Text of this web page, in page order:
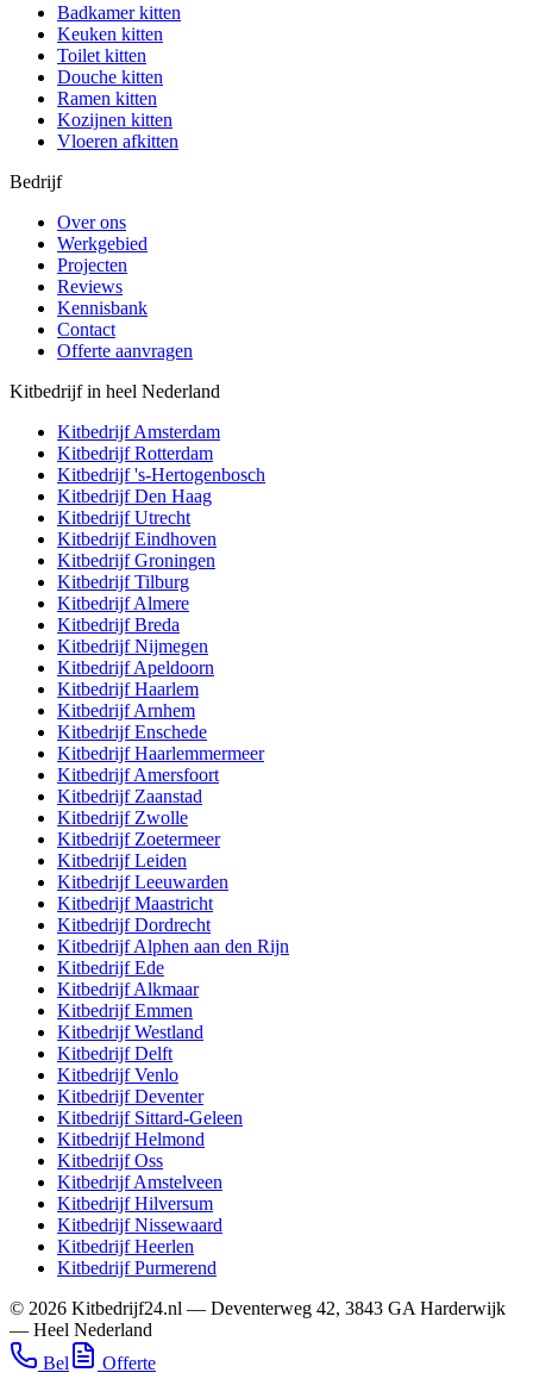
Badkamer kitten
Keuken kitten
Toilet kitten
Douche kitten
Ramen kitten
Kozijnen kitten
Vloeren afkitten
Bedrijf
Over ons
Werkgebied
Projecten
Reviews
Kennisbank
Contact
Offerte aanvragen
Kitbedrijf in heel Nederland
KitbedrijfAmsterdam
KitbedrijfRotterdam
Kitbedrijf's-Hertogenbosch
KitbedrijfDen Haag
KitbedrijfUtrecht
KitbedrijfEindhoven
KitbedrijfGroningen
KitbedrijfTilburg
KitbedrijfAlmere
KitbedrijfBreda
KitbedrijfNijmegen
KitbedrijfApeldoorn
KitbedrijfHaarlem
KitbedrijfArnhem
KitbedrijfEnschede
KitbedrijfHaarlemmermeer
KitbedrijfAmersfoort
Kitbedrijf Zaanstad
Kitbedrijf Zwolle
Kitbedrijf Zoetermeer
KitbedrijfLeiden
KitbedrijfLeeuwarden
KitbedrijfMaastricht
KitbedrijfDordrecht
KitbedrijfAlphen aan den Rijn
KitbedrijfEde
KitbedrijfAlkmaar
KitbedrijfEmmen
KitbedrijfWestland
KitbedrijfDelft
KitbedrijfVenlo
KitbedrijfDeventer
Kitbedrijf Sittard-Geleen
KitbedrijfHelmond
KitbedrijfOss
KitbedrijfAmstelveen
KitbedrijfHilversum
KitbedrijfNissewaard
KitbedrijfHeerlen
KitbedrijfPurmerend
© 2026 Kitbedrijf24.nl — Deventerweg 42, 3843 GA Harderwijk
— Heel Nederland
Bel
Offerte